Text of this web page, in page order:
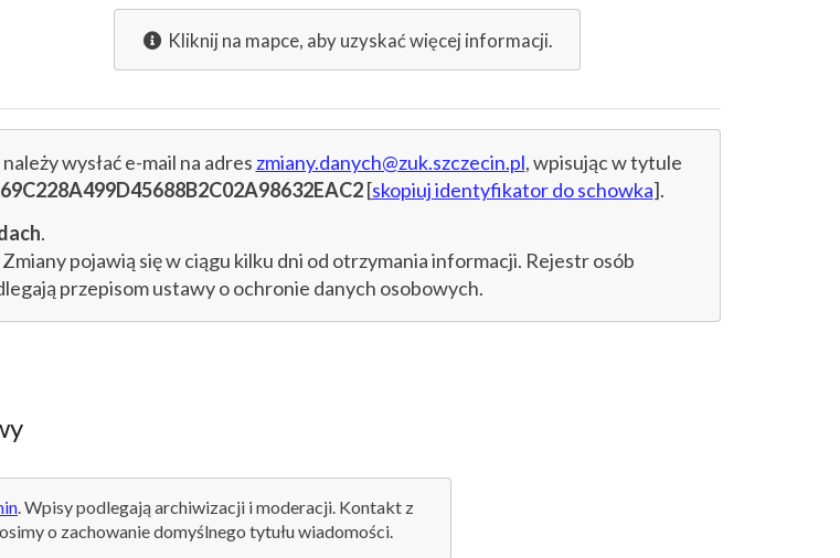
Kliknij na mapce, aby uzyskać więcej informacji.
wysłać e-mail na adres zmiany.danych@zuk.szczecin.pl, wpisując w tytule
[skopiuj identyfikator do schowka].
.
pojawią się w ciągu kilku dni od otrzymania informacji. Rejestr osób
przepisom ustawy o ochronie danych osobowych.
. Wpisy podlegają archiwizacji i moderacji. Kontakt z
o zachowanie domyślnego tytułu wiadomości.